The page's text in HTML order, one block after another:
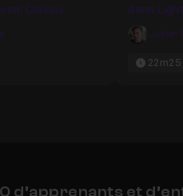
Classic
dans
pratique
Julien
22m25
d’apprenants et